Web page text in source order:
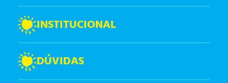
INSTITUCIONAL
DÚVIDAS